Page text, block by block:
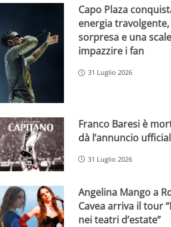
Capo Plaza
energia
sorpresa e una
impazzire i fan
31 Luglio 2026
Franco Baresi è
dà l’annuncio
31 Luglio 2026
Angelina Mango a
Cavea arriva il tour
nei teatri d’estate”